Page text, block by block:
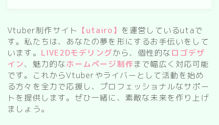
Vtuber制作サイト 【utairo】 を運営しているutaで
す。私たちは、あなたの夢を形にするお手伝いをして
います。 LIVE2Dモデリングから、個性的なロゴデザ
イン、魅力的なホームページ制作まで幅広く対応可能
です。これからVtuberやライバーとして活動を始め
る方々を全力で応援し、プロフェッショナルなサポー
トを提供します。ぜひ一緒に、素敵な未来を作り上げ
ましょう。